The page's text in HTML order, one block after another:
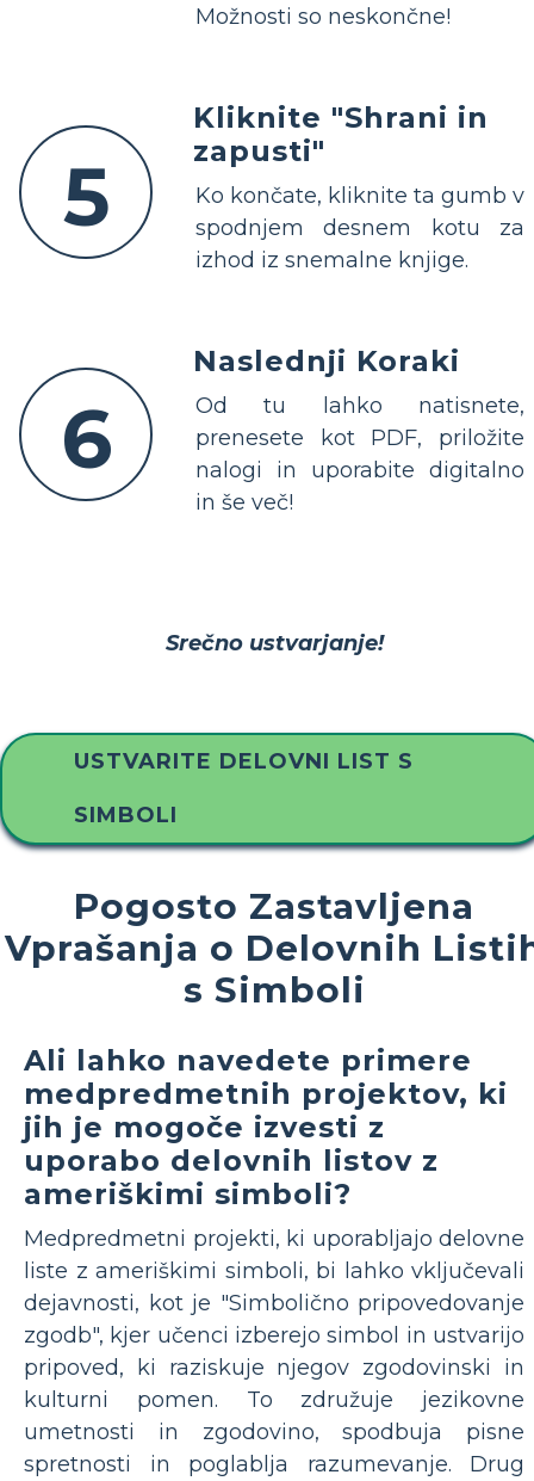
Možnosti so neskončne!
5
Kliknite "Shrani in
zapusti"
Ko končate, kliknite ta gumb v
spodnjem desnem kotu za
izhod iz snemalne knjige.
6
Naslednji Koraki
Od tu lahko natisnete,
prenesete kot PDF, priložite
nalogi in uporabite digitalno
in še več!
Srečno ustvarjanje!
USTVARITE DELOVNI LIST S
SIMBOLI
Pogosto Zastavljena
Vprašanja o Delovnih
s Simboli
Ali lahko navedete primere
medpredmetnih projektov, ki
jih je mogoče izvesti z
uporabo delovnih listov z
ameriškimi simboli?
Medpredmetni projekti, ki uporabljajo delovne
liste z ameriškimi simboli, bi lahko vključevali
dejavnosti, kot je "Simbolično pripovedovanje
zgodb", kjer učenci izberejo simbol in ustvarijo
pripoved, ki raziskuje njegov zgodovinski in
kulturni pomen. To združuje jezikovne
umetnosti in zgodovino, spodbuja pisne
spretnosti in poglablja razumevanje. Drug